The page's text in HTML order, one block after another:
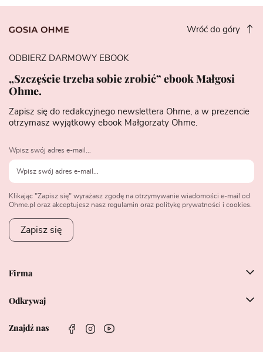
Wróć do góry
Firma
Odkrywaj
Znajdź nas
ODBIERZ DARMOWY EBOOK
„Szczęście trzeba sobie zrobić” ebook Małgosi
Ohme.
Zapisz się do redakcyjnego newslettera Ohme, a w prezencie
otrzymasz wyjątkowy ebook Małgorzaty Ohme.
Wpisz swój adres e-mail...
Klikając "Zapisz się" wyrażasz zgodę na otrzymywanie wiadomości e-mail od
Ohme.pl oraz akceptujesz nasz regulamin oraz politykę prywatności i cookies.
Zapisz się